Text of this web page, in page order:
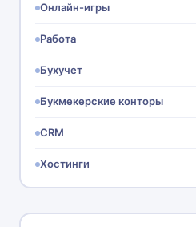
Онлайн-игры
Работа
Бухучет
Букмекерские конторы
CRM
Хостинги